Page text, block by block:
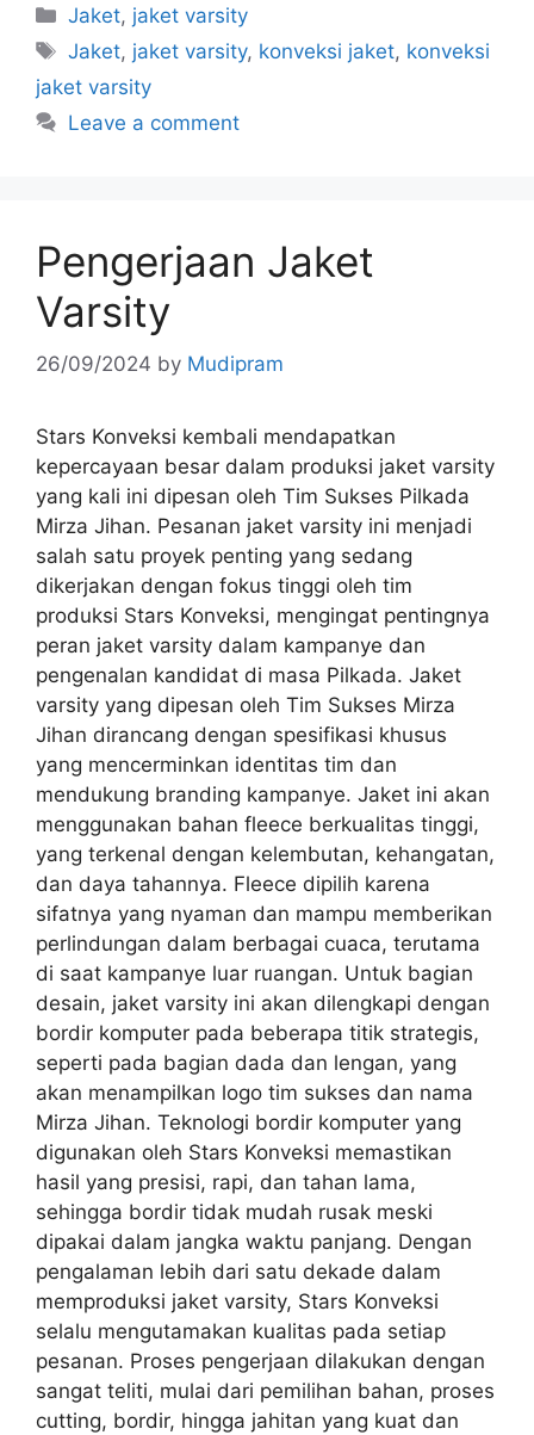
Jaket, jaket varsity
Jaket, jaket varsity, konveksi jaket, konveksi
jaket varsity
Leave a comment
Pengerjaan Jaket
Varsity
26/09/2024 by Mudipram
Stars Konveksi kembali mendapatkan
kepercayaan besar dalam produksi jaket varsity
yang kali ini dipesan oleh Tim Sukses Pilkada
Mirza Jihan. Pesanan jaket varsity ini menjadi
salah satu proyek penting yang sedang
dikerjakan dengan fokus tinggi oleh tim
produksi Stars Konveksi, mengingat pentingnya
peran jaket varsity dalam kampanye dan
pengenalan kandidat di masa Pilkada. Jaket
varsity yang dipesan oleh Tim Sukses Mirza
Jihan dirancang dengan spesifikasi khusus
yang mencerminkan identitas tim dan
mendukung branding kampanye. Jaket ini akan
menggunakan bahan fleece berkualitas tinggi,
yang terkenal dengan kelembutan, kehangatan,
dan daya tahannya. Fleece dipilih karena
sifatnya yang nyaman dan mampu memberikan
perlindungan dalam berbagai cuaca, terutama
di saat kampanye luar ruangan. Untuk bagian
desain, jaket varsity ini akan dilengkapi dengan
bordir komputer pada beberapa titik strategis,
seperti pada bagian dada dan lengan, yang
akan menampilkan logo tim sukses dan nama
Mirza Jihan. Teknologi bordir komputer yang
digunakan oleh Stars Konveksi memastikan
hasil yang presisi, rapi, dan tahan lama,
sehingga bordir tidak mudah rusak meski
dipakai dalam jangka waktu panjang. Dengan
pengalaman lebih dari satu dekade dalam
memproduksi jaket varsity, Stars Konveksi
selalu mengutamakan kualitas pada setiap
pesanan. Proses pengerjaan dilakukan dengan
sangat teliti, mulai dari pemilihan bahan, proses
cutting, bordir, hingga jahitan yang kuat dan